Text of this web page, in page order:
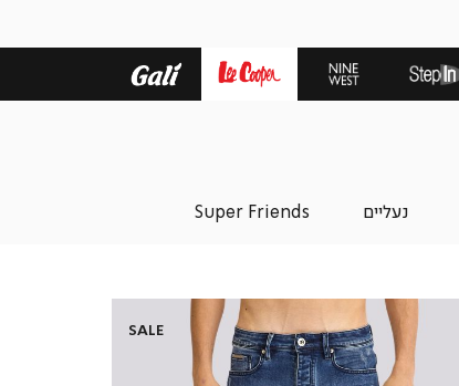
נעליים Super Friends
SALE